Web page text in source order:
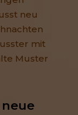
neu
mit
Muster